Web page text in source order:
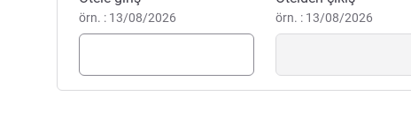
Stéphane GERBET Otel Yönetimi
örn. : 13/08/2026 örn. : 13/08/2026